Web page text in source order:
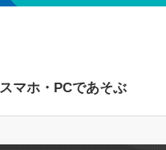
スマホ・PCであそぶ